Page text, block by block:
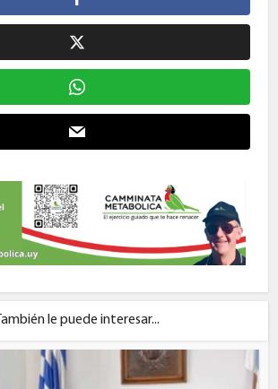
También le puede interesar...